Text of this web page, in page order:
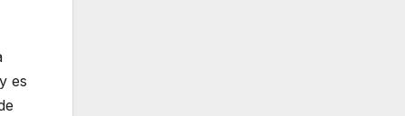
es